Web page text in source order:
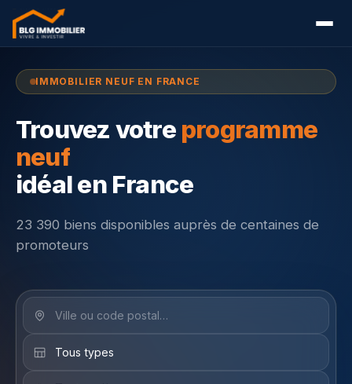
IMMOBILIER NEUF EN FRANCE
Trouvez votre programme
neuf
idéal en France
23 390 biens disponibles auprès de centaines de
promoteurs